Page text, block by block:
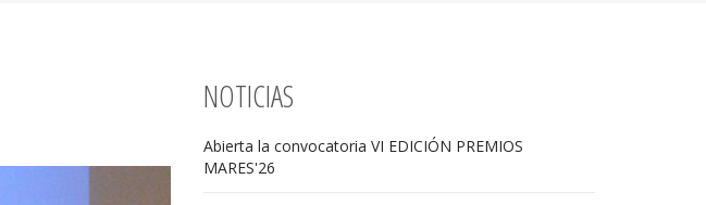
NOTICIAS
Abierta la convocatoria VI EDICIÓN PREMIOS
MARES'26